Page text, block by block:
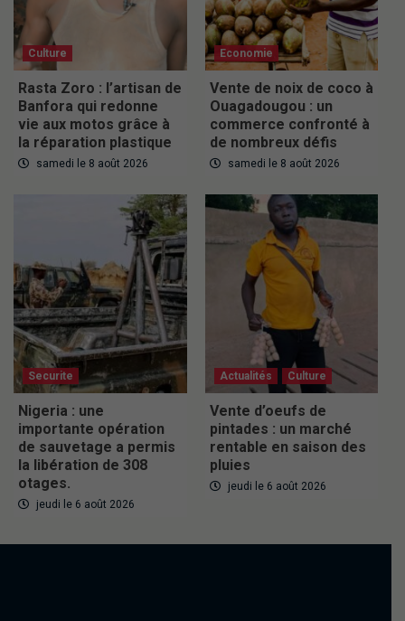
Culture
Rasta Zoro : l’artisan de
Banfora qui redonne
vie aux motos grâce à
la réparation plastique
samedi le 8 août 2026
Economie
Vente de noix de coco à
Ouagadougou : un
commerce confronté à
de nombreux défis
samedi le 8 août 2026
Securite
Nigeria : une
importante opération
de sauvetage a permis
la libération de 308
otages.
jeudi le 6 août 2026
Actualités Culture
Vente d’oeufs de
pintades : un marché
rentable en saison des
pluies
jeudi le 6 août 2026